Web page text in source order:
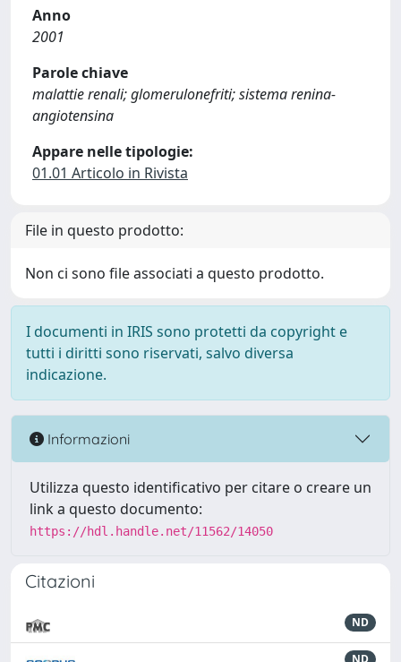
Anno
2001
Parole chiave
malattie renali; glomerulonefriti; sistema renina-
angiotensina
Appare nelle tipologie:
01.01 Articolo in Rivista
File in questo prodotto:
Non ci sono file associati a questo prodotto.
I documenti in IRIS sono protetti da copyright e
tutti i diritti sono riservati, salvo diversa
indicazione.
Informazioni
Utilizza questo identificativo per citare o creare un
link a questo documento:
https://hdl.handle.net/11562/14050
Citazioni
ND